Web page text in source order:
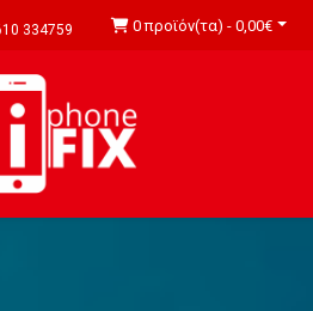
334759 0 προϊόν(τα) - 0,00€